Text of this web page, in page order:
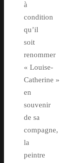
à
condition
qu’il
soit
renommer
« Louise-
Catherine »
en
souvenir
de sa
compagne,
la
peintre